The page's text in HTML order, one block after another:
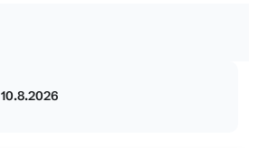
10.8.2026